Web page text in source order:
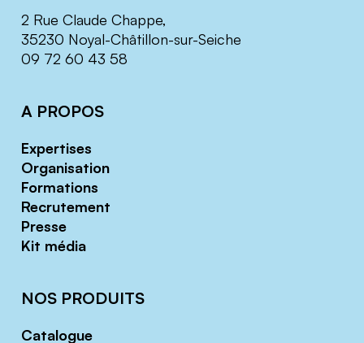
2 Rue Claude Chappe,
35230 Noyal-Châtillon-sur-Seiche
09 72 60 43 58
A PROPOS
Expertises
Organisation
Formations
Recrutement
Presse
Kit média
NOS PRODUITS
Catalogue